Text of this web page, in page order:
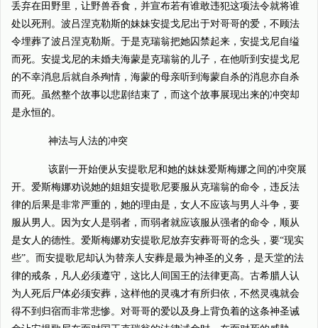
丢弃在田野里，让野兽吞食，并宣布若有谁敢违犯这项法令就将谁
处以死刑。波吕涅克勒斯的妹妹安提戈尼出于对哥哥的爱，不顾法
令埋葬了波吕涅克勒斯。于是克瑞翁把她囚禁起来，安提戈尼自缢
而死。安提戈尼的未婚夫海蒙是克瑞翁的儿子，在他听到安提戈尼
的不幸消息后就自杀殉情，海蒙的母亲听到海蒙自杀的消息亦自杀
而死。虽然整个故事以悲剧结束了，而这个故事展现出来的冲突却
是永恒的。
神法与人法的冲突
该剧一开始便从安提歌尼和她的妹妹爱斯梅娜之间的冲突展
开。爱斯梅娜劝说她的姐姐安提歌尼要服从克瑞翁的命令，违反法
律的后果是非常严重的，她的理由是，女人不应该与男人斗争，要
服从男人。因为女人是弱者，而弱者就应该服从强者的命令，顺从
是女人的德性。爱斯梅娜劝安提歌尼放弃安葬哥哥的念头，要“现实
些”。而安提歌尼却认为替亲人安葬是最为神圣的义务，是天堂的法
律的戒条，凡人必须遵守，这比人间国王的法律更高。古希腊人认
为人死后尸体必须安葬，这样他的灵魂才有所归依，不然灵魂就会
得不到归宿而非常悲惨。对哥哥的爱以及身上背负着的这条神圣诫